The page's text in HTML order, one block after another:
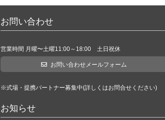
お問い合わせ
営業時間 月曜〜土曜11:00～18:00 土日祝休
お問い合わせメールフォーム
※式場・提携パートナー募集中(詳しくはお問合せください)
お知らせ